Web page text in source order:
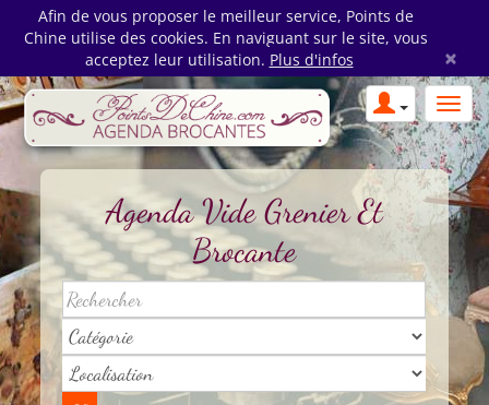
Afin de vous proposer le meilleur service, Points de
Chine utilise des cookies. En naviguant sur le site, vous
acceptez leur utilisation. Plus d'infos ×
Agenda Vide Grenier Et
Brocante